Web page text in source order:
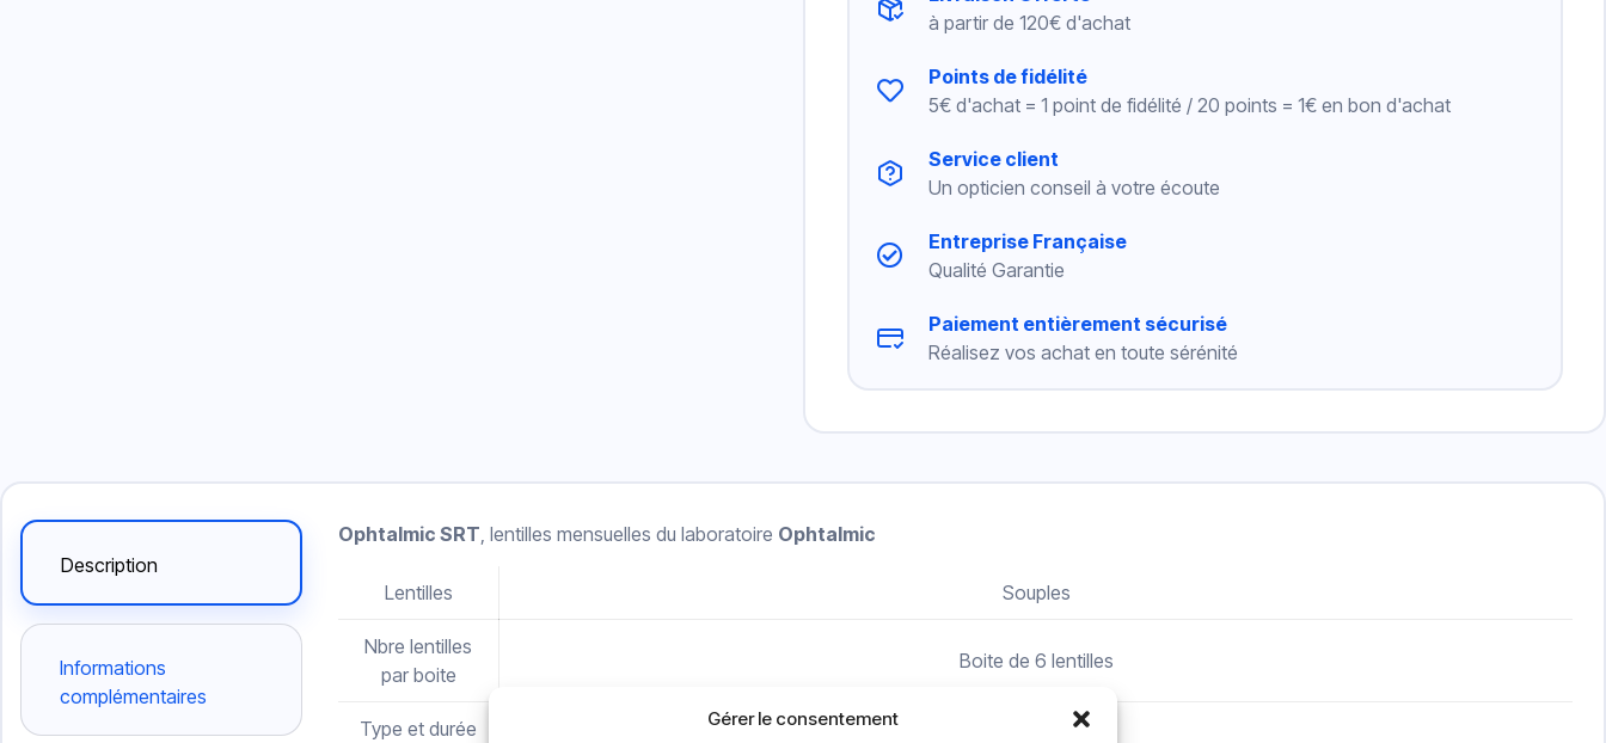
Gérer le consentement
à partir de 120€ d'achat
Points de fidélité
5€ d'achat = 1 point de fidélité / 20 points = 1€ en bon d'achat
Service client
Un opticien conseil à votre écoute
Entreprise Française
Qualité Garantie
Paiement entièrement sécurisé
Réalisez vos achat en toute sérénité
Description
Informations
complémentaires
Ophtalmic SRT , lentilles mensuelles du laboratoire Ophtalmic
Lentilles Souples
Nbre lentilles
par boite
Boite de 6 lentilles
Type et durée